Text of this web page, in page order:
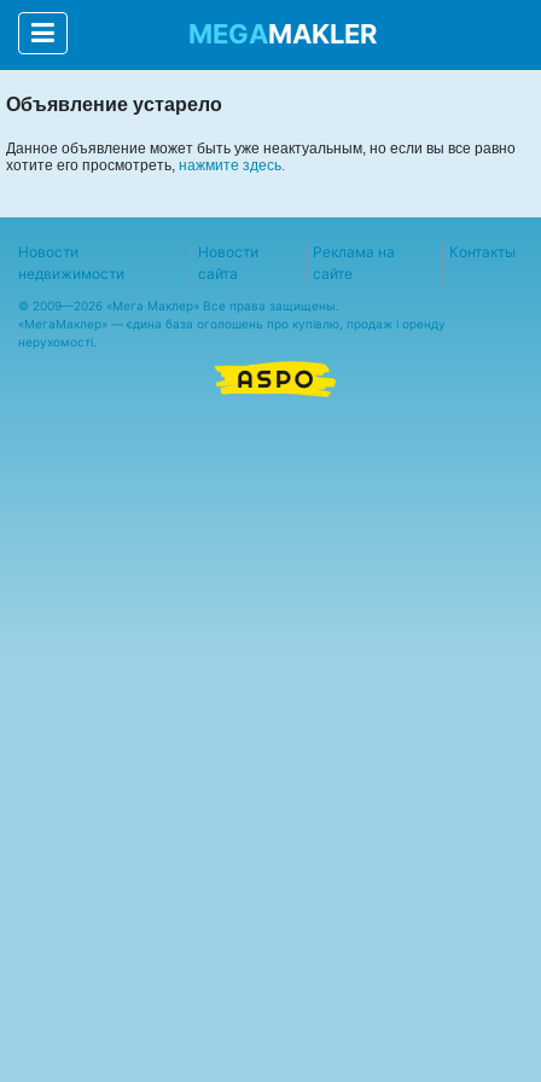
MEGAMAKLER
Объявление устарело
Данное объявление может быть уже неактуальным, но если вы все равно
хотите его просмотреть, нажмите здесь.
Новости
недвижимости
Новости
сайта
Реклама на
сайте
Контакты
© 2009—2026 «Мега Маклер» Все права защищены.
«МегаМаклер» — єдина база оголошень про купівлю, продаж і оренду
нерухомості.